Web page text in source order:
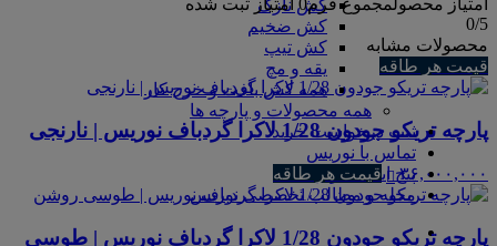
کش نازک
کش ضخیم
کش تیپ
یقه و مچ
همه کش بافت و خرج کار
همه محصولات و پارچه ها
ثبت درخواست خرید
تماس با نوریس
پیج اینستاگرام
مجله و مطالب تخصصی نوریس
0/5
محصولات مشابه
قیمت هر طاقه
پارچه تریکو جودون 1/28 لاکرا گردباف نوریس | نارنجی
۳۶,۰۰۰,۰۰۰ قیمت هر طاقه
پارچه تریکو جودون 1/28 لاکرا گردباف نوریس | طوسی